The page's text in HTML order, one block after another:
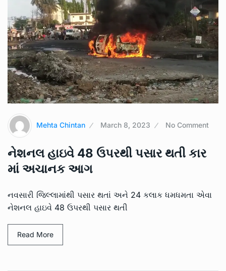
Mehta Chintan March 8, 2023 No Comment
નેશનલ હાઇવે 48 ઉપરથી પસાર થતી કાર
માં અચાનક આગ
નવસારી જિલ્લામાંથી પસાર થતાં અને 24 કલાક ધમધમતા એવા
નેશનલ હાઇવે 48 ઉપરથી પસાર થતી
Read More